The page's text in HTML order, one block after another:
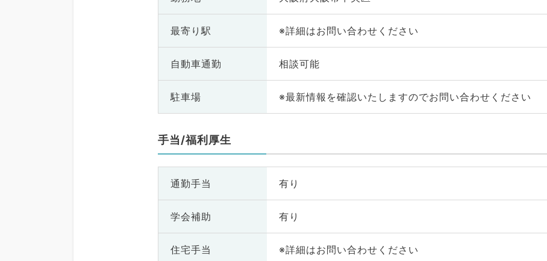
最寄り駅 ※詳細はお問い合わせください
自動車通勤 相談可能
駐車場 ※最新情報を確認いたしますのでお問い合わせください
手当/福利厚生
通勤手当 有り
学会補助 有り
住宅手当 ※詳細はお問い合わせください